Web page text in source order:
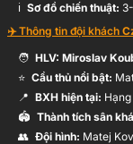
ℹ️️ Sơ đồ chiến thuật:
✈️ Thông tin đội khách
🧑 HLV: Miroslav
⭐ Cầu thủ nổi bật:
📍 BXH hiện tại: Hạng
🏟️ Thành tích sân
👥 Đội hình: Matej